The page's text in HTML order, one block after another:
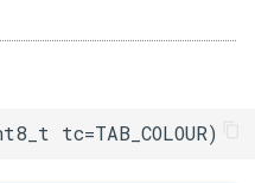
tc=TAB_COLOUR)